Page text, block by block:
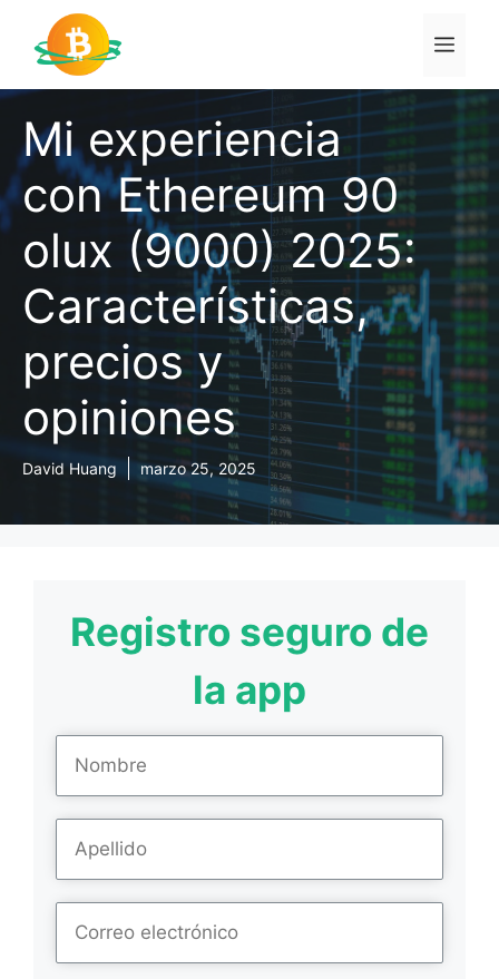
contenido
Mi experiencia
con Ethereum 90
olux (9000) 2025:
Características,
precios y
opiniones
David Huang marzo 25, 2025
Registro seguro de
la app